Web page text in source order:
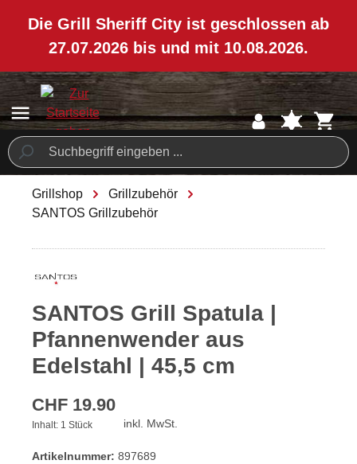
Wir machen eine kurze Sommer-Pause!
Die Grill Sheriff City ist geschlossen ab
27.07.2026 bis und mit 10.08.2026.
Grillshop
Grillzubehör
SANTOS Grillzubehör
SANTOS Grill Spatula |
Pfannenwender aus
Edelstahl | 45,5 cm
CHF 19.90
Inhalt: 1 Stück inkl. MwSt.
Artikelnummer: 897689